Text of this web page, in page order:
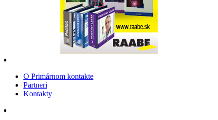
O Primárnom kontakte
Partneri
Kontakty